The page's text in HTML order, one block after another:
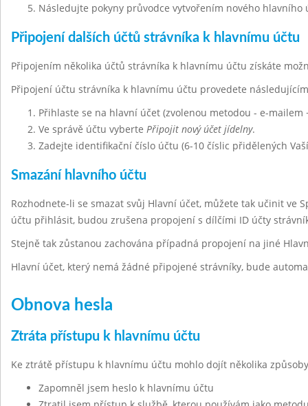
Následujte pokyny průvodce vytvořením nového hlavního
Připojení dalších účtů strávníka k hlavnímu účtu
Připojením několika účtů strávníka k hlavnímu účtu získáte
Připojení účtu strávníka k hlavnímu účtu provedete
Přihlaste se na hlavní účet (zvolenou metodou - e-mailem
Ve správě účtu vyberte Připojit nový účet jídelny.
Zadejte identifikační číslo účtu (6-10 číslic přidělených
Smazání hlavního účtu
Rozhodnete-li se smazat svůj Hlavní účet, můžete tak učinit ve
účtu přihlásit, budou zrušena propojení s dílčími ID účty
Stejně tak zůstanou zachována případná propojení na jiné
Hlavní účet, který nemá žádné připojené strávníky, bude
Obnova hesla
Ztráta přístupu k hlavnímu účtu
Ke ztrátě přístupu k hlavnímu účtu mohlo dojít několika
Zapomněl jsem heslo k hlavnímu účtu